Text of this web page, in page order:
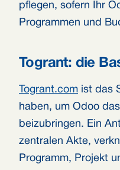
pflegen, sofern Ihr
Programmen und
Togrant: die
Togrant.com ist das
haben, um Odoo
beizubringen. Ein
zentralen Akte,
Programm, Projekt